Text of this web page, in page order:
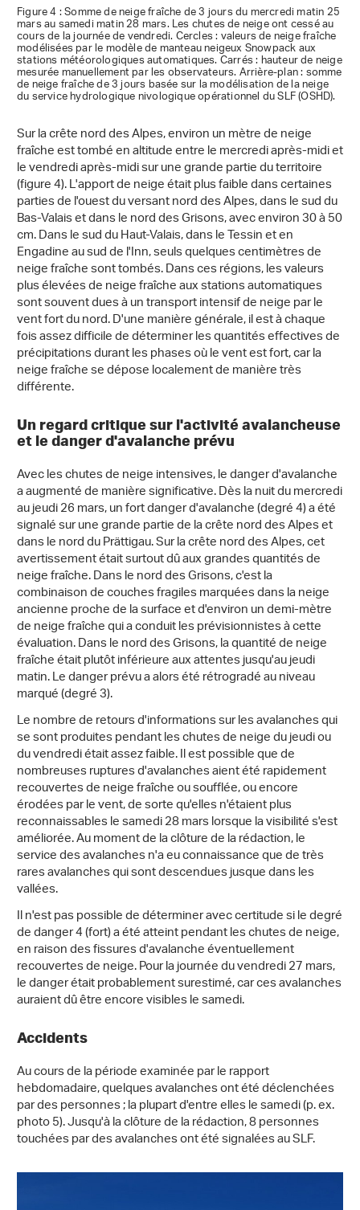
Figure 4 : Somme de neige fraîche de 3 jours du mercredi matin 25
mars au samedi matin 28 mars. Les chutes de neige ont cessé au
cours de la journée de vendredi. Cercles : valeurs de neige fraîche
modélisées par le modèle de manteau neigeux Snowpack aux
stations météorologiques automatiques. Carrés : hauteur de neige
mesurée manuellement par les observateurs. Arrière-plan : somme
de neige fraîche de 3 jours basée sur la modélisation de la neige
du service hydrologique nivologique opérationnel du SLF (OSHD).
Sur la crête nord des Alpes, environ un mètre de neige
fraîche est tombé en altitude entre le mercredi après-midi et
le vendredi après-midi sur une grande partie du territoire
(figure 4). L'apport de neige était plus faible dans certaines
parties de l'ouest du versant nord des Alpes, dans le sud du
Bas-Valais et dans le nord des Grisons, avec environ 30 à 50
cm. Dans le sud du Haut-Valais, dans le Tessin et en
Engadine au sud de l'Inn, seuls quelques centimètres de
neige fraîche sont tombés. Dans ces régions, les valeurs
plus élevées de neige fraîche aux stations automatiques
sont souvent dues à un transport intensif de neige par le
vent fort du nord. D'une manière générale, il est à chaque
fois assez difficile de déterminer les quantités effectives de
précipitations durant les phases où le vent est fort, car la
neige fraîche se dépose localement de manière très
différente.
Un regard critique sur l'activité avalancheuse
et le danger d'avalanche prévu
Avec les chutes de neige intensives, le danger d'avalanche
a augmenté de manière significative. Dès la nuit du mercredi
au jeudi 26 mars, un fort danger d'avalanche (degré 4) a été
signalé sur une grande partie de la crête nord des Alpes et
dans le nord du Prättigau. Sur la crête nord des Alpes, cet
avertissement était surtout dû aux grandes quantités de
neige fraîche. Dans le nord des Grisons, c'est la
combinaison de couches fragiles marquées dans la neige
ancienne proche de la surface et d'environ un demi-mètre
de neige fraîche qui a conduit les prévisionnistes à cette
évaluation. Dans le nord des Grisons, la quantité de neige
fraîche était plutôt inférieure aux attentes jusqu'au jeudi
matin. Le danger prévu a alors été rétrogradé au niveau
marqué (degré 3).
Le nombre de retours d'informations sur les avalanches qui
se sont produites pendant les chutes de neige du jeudi ou
du vendredi était assez faible. Il est possible que de
nombreuses ruptures d'avalanches aient été rapidement
recouvertes de neige fraîche ou soufflée, ou encore
érodées par le vent, de sorte qu'elles n'étaient plus
reconnaissables le samedi 28 mars lorsque la visibilité s'est
améliorée. Au moment de la clôture de la rédaction, le
service des avalanches n'a eu connaissance que de très
rares avalanches qui sont descendues jusque dans les
vallées.
Il n'est pas possible de déterminer avec certitude si le degré
de danger 4 (fort) a été atteint pendant les chutes de neige,
en raison des fissures d'avalanche éventuellement
recouvertes de neige. Pour la journée du vendredi 27 mars,
le danger était probablement surestimé, car ces avalanches
auraient dû être encore visibles le samedi.
Accidents
Au cours de la période examinée par le rapport
hebdomadaire, quelques avalanches ont été déclenchées
par des personnes ; la plupart d'entre elles le samedi (p. ex.
photo 5). Jusqu'à la clôture de la rédaction, 8 personnes
touchées par des avalanches ont été signalées au SLF.